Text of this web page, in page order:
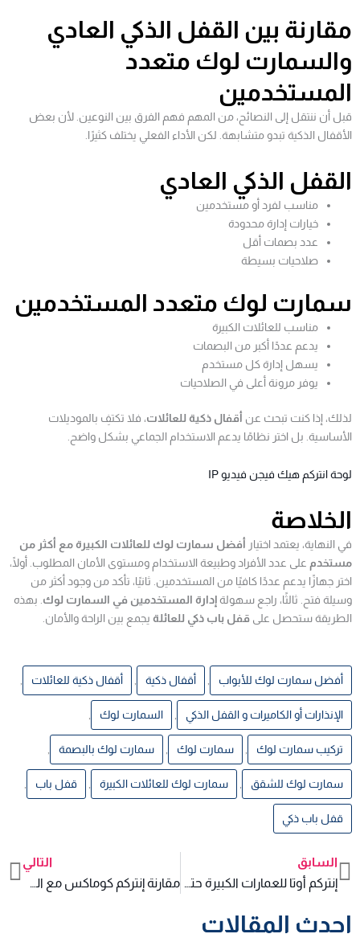
مقارنة بين القفل الذكي العادي
والسمارت لوك متعدد
المستخدمين
قبل أن ننتقل إلى النصائح، من المهم فهم الفرق بين النوعين. لأن بعض
الأقفال الذكية تبدو متشابهة. لكن الأداء الفعلي يختلف كثيرًا.
القفل الذكي العادي
مناسب لفرد أو مستخدمين
خيارات إدارة محدودة
عدد بصمات أقل
صلاحيات بسيطة
سمارت لوك متعدد المستخدمين
مناسب للعائلات الكبيرة
يدعم عددًا أكبر من البصمات
يسهل إدارة كل مستخدم
يوفر مرونة أعلى في الصلاحيات
لذلك، إذا كنت تبحث عن أقفال ذكية للعائلات، فلا تكتفِ بالموديلات
الأساسية. بل اختر نظامًا يدعم الاستخدام الجماعي بشكل واضح.
لوحة انتركم هيك فيجن فيديو IP
الخلاصة
في النهاية، يعتمد اختيار أفضل سمارت لوك للعائلات الكبيرة مع أكثر من
مستخدم على عدد الأفراد وطبيعة الاستخدام ومستوى الأمان المطلوب. أولًا،
اختر جهازًا يدعم عددًا كافيًا من المستخدمين. ثانيًا، تأكد من وجود أكثر من
وسيلة فتح. ثالثًا، راجع سهولةإدارة المستخدمين في السمارت لوك . بهذه
الطريقة ستحصل على قفل باب ذكي للعائلة يجمع بين الراحة والأمان.
أفضل سمارت لوك للأبواب أقفال ذكية أقفال ذكية للعائلات
الإنذارات أو الكاميرات و القفل الذكي السمارت لوك
تركيب سمارت لوك سمارت لوك سمارت لوك بالبصمة
سمارت لوك للشقق سمارت لوك للعائلات الكبيرة قفل باب
قفل باب ذكي
Prev
السابق
إنتركم أوتا للعمارات الكبيرة حتى 20 شقة
التالي
مقارنة إنتركم كوماكس مع الماركات الأخرى في مصر
احدث المقالات